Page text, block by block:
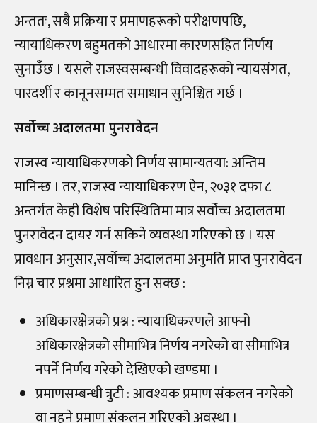
अन्ततः, सबै प्रक्रिया र प्रमाणहरूको परीक्षणपछि,
न्यायाधिकरण बहुमतको आधारमा कारणसहित निर्णय
सुनाउँछ । यसले राजस्वसम्बन्धी विवादहरूको न्यायसंगत,
पारदर्शी र कानूनसम्मत समाधान सुनिश्चित गर्छ ।
सर्वोच्च अदालतमा पुनरावेदन
राजस्व न्यायाधिकरणको निर्णय सामान्यतया: अन्तिम
मानिन्छ । तर, राजस्व न्यायाधिकरण ऐन, २०३१ दफा ८
अन्तर्गत केही विशेष परिस्थितिमा मात्र सर्वोच्च अदालतमा
पुनरावेदन दायर गर्न सकिने व्यवस्था गरिएको छ । यस
प्रावधान अनुसार,सर्वोच्च अदालतमा अनुमति प्राप्त पुनरावेदन
निम्न चार प्रश्नमा आधारित हुन सक्छ :
अधिकारक्षेत्रको प्रश्न : न्या‍याधिकरणले आफ्नो
अधिकारक्षेत्रको सीमाभित्र निर्णय नगरेको वा सीमाभित्र
नपर्ने निर्णय गरेको देखिएको खण्डमा ।
प्रमाणसम्बन्धी त्रुटी : आवश्यक प्रमाण संकलन नगरेको
वा नहुने प्रमाण संकलन गरिएको अवस्था ।